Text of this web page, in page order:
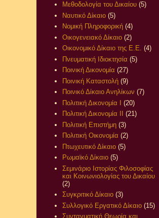
Μεθοδολογία του Δικαίου (5)
Ναυτικό Δίκαιο (5)
Νομική Πληροφορική (4)
Οικογενειακό Δίκαιο (2)
Οικονομικό Δίκαιο της Ε.Ε. (4)
Πνευματική Ιδιοκτησία (5)
Ποινική Δικονομία (27)
Ποινική Καταστολή (9)
Ποινικό Δίκαιο Ανηλίκων (7)
Πολιτική Δικονομία Ι
(20)
Πολιτική Δικονομία ΙΙ
(21)
Πολιτική Επιστήμη (3)
Πολιτική Οικονομία (2)
Πτωχευτικό Δίκαιο (5)
Ρωμαϊκό Δίκαιο (5)
Σεμινάριο Ιστορίας Φιλοσοφίας
και Κοινωνιολογίας του Δικαίου
(2)
Συγκριτικό Δίκαιο (3)
Συλλογικό Εργατικό Δίκαιο (15)
Συνταγματική Θεωρία και